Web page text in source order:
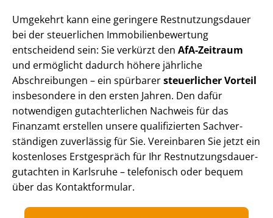
Umgekehrt kann eine geringere Rest­nut­zungs­dau­er
bei der steuerlichen Im­mo­bi­li­en­be­wer­tung
entscheidend sein: Sie verkürzt den AfA-Zeitraum
und ermöglicht dadurch höhere jährliche
Abschreibungen – ein spürbarersteuerlicher Vorteil
insbesondere in den ersten Jahren. Den dafür
notwendigen gutachterlichen Nachweis für das
Finanzamt erstellen unsere qualifizierten Sach­ver­
stän­di­gen zuverlässig für Sie. Vereinbaren Sie jetzt ein
kostenloses Erstgespräch für Ihr Rest­nut­zungs­dau­er­
gut­ach­ten in Karlsruhe – telefonisch oder bequem
über das Kontaktformular.